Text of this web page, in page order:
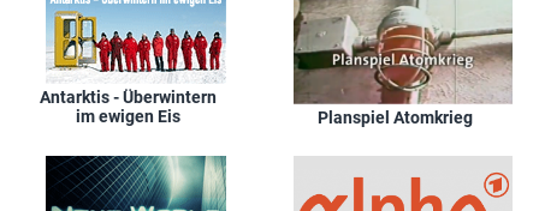
Antarktis - Überwintern
im ewigen Eis
Planspiel Atomkrieg